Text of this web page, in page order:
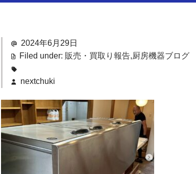
2024年6月29日
Filed under: 販売・買取り報告,厨房機器ブログ
nextchuki